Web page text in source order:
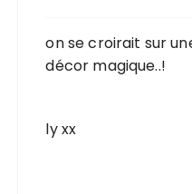
on se croirait sur
décor magique..!
ly xx